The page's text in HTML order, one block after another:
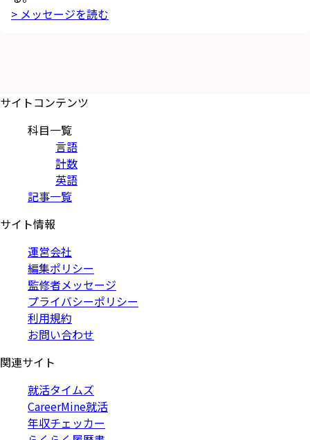
> メッセージを読む
サイトコンテンツ
科目一覧
言語
計数
英語
記事一覧
サイト情報
運営会社
編集ポリシー
監修者メッセージ
プライバシーポリシー
利用規約
お問い合わせ
関連サイト
就活タイムズ
CareerMine就活
年収チェッカー